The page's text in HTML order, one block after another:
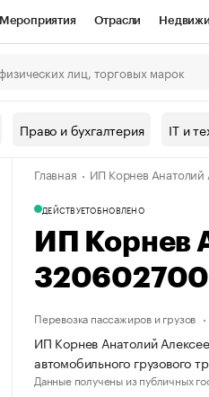
Мероприятия Отрасли
Спецпроекты Проверка
наличной валюты
Право и бухгалтерия IT и
Главная ИП Корнев Анатолий
ДЕЙСТВУЕТОБНОВЛЕНО
ИП Корнев
Перевозка пассажиров и грузов
ИП Корнев Анатолий
автомобильного
Данные получены из публичных